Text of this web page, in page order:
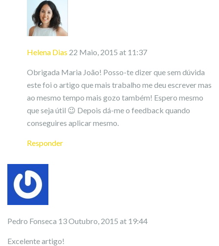
Helena Dias 22 Maio, 2015 at 11:37
Obrigada Maria João! Posso-te dizer que sem dúvida
este foi o artigo que mais trabalho me deu escrever mas
ao mesmo tempo mais gozo também! Espero mesmo
que seja útil 😉 Depois dá-me o feedback quando
conseguires aplicar mesmo.
Responder
Pedro Fonseca 13 Outubro, 2015 at 19:44
Excelente artigo!